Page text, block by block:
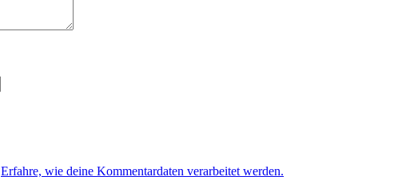
Erfahre, wie deine Kommentardaten verarbeitet werden.